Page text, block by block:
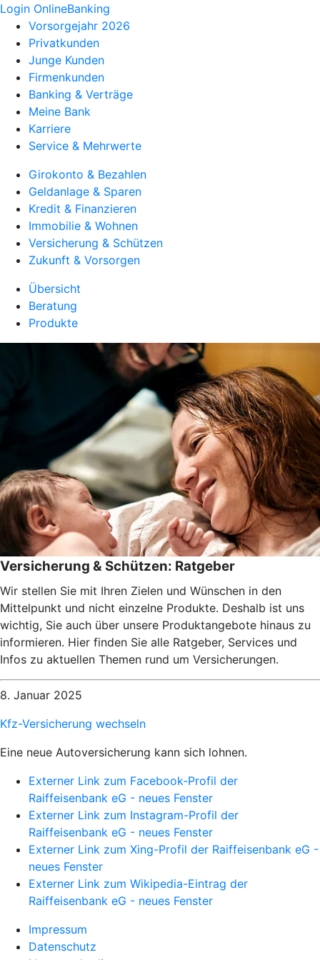
Login OnlineBanking
Vorsorgejahr 2026
Privatkunden
Junge Kunden
Firmenkunden
Banking & Verträge
Meine Bank
Karriere
Service & Mehrwerte
Girokonto & Bezahlen
Geldanlage & Sparen
Kredit & Finanzieren
Immobilie & Wohnen
Versicherung & Schützen
Zukunft & Vorsorgen
Übersicht
Beratung
Produkte
Versicherung & Schützen: Ratgeber
Wir stellen Sie mit Ihren Zielen und Wünschen in den
Mittelpunkt und nicht einzelne Produkte. Deshalb ist uns
wichtig, Sie auch über unsere Produktangebote hinaus zu
informieren. Hier finden Sie alle Ratgeber, Services und
Infos zu aktuellen Themen rund um Versicherungen.
8. Januar 2025
Kfz-Versicherung wechseln
Eine neue Autoversicherung kann sich lohnen.
Externer Link zum Facebook-Profil der
Raiffeisenbank eG - neues Fenster
Externer Link zum Instagram-Profil der
Raiffeisenbank eG - neues Fenster
Externer Link zum Xing-Profil der Raiffeisenbank eG -
neues Fenster
Externer Link zum Wikipedia-Eintrag der
Raiffeisenbank eG - neues Fenster
Impressum
Datenschutz